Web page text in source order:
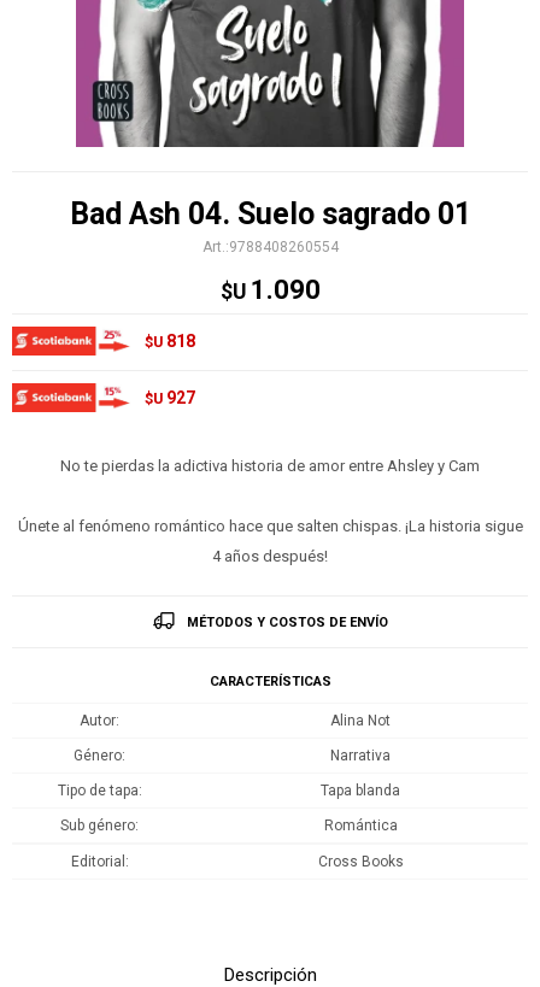
Bad Ash 04. Suelo sagrado 01
9788408260554
$U 1.090
$U 818
$U 927
No te pierdas la adictiva historia de amor entre Ahsley y Cam
Únete al fenómeno romántico hace que salten chispas. ¡La historia sigue
4 años después!
MÉTODOS Y COSTOS DE ENVÍO
CARACTERÍSTICAS
Autor Alina Not
Género Narrativa
Tipo de tapa Tapa blanda
Sub género Romántica
Editorial Cross Books
Descripción